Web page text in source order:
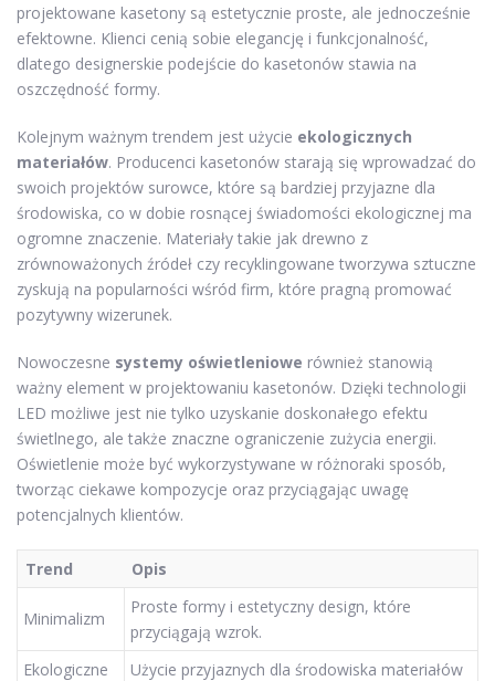
projektowane kasetony są estetycznie proste, ale jednocześnie
efektowne. Klienci cenią sobie elegancję i funkcjonalność,
dlatego designerskie podejście do kasetonów stawia na
oszczędność formy.
Kolejnym ważnym trendem jest użycie ekologicznych
materiałów. Producenci kasetonów starają się wprowadzać do
swoich projektów surowce, które są bardziej przyjazne dla
środowiska, co w dobie rosnącej świadomości ekologicznej ma
ogromne znaczenie. Materiały takie jak drewno z
zrównoważonych źródeł czy recyklingowane tworzywa sztuczne
zyskują na popularności wśród firm, które pragną promować
pozytywny wizerunek.
Nowoczesne systemy oświetleniowe również stanowią
ważny element w projektowaniu kasetonów. Dzięki technologii
LED możliwe jest nie tylko uzyskanie doskonałego efektu
świetlnego, ale także znaczne ograniczenie zużycia energii.
Oświetlenie może być wykorzystywane w różnoraki sposób,
tworząc ciekawe kompozycje oraz przyciągając uwagę
potencjalnych klientów.
Trend Opis
Minimalizm
Proste formy i estetyczny design, które
przyciągają wzrok.
Ekologiczne
Użycie przyjaznych dla środowiska materiałów